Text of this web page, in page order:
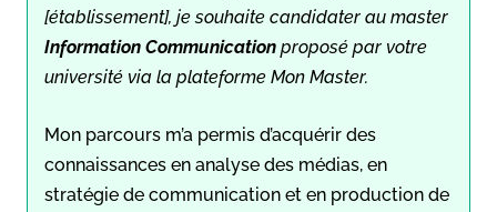
[établissement], je souhaite candidater au master
Information Communication proposé par votre
université via la plateforme Mon Master.
Mon parcours m’a permis d’acquérir des
connaissances en analyse des médias, en
stratégie de communication et en production de